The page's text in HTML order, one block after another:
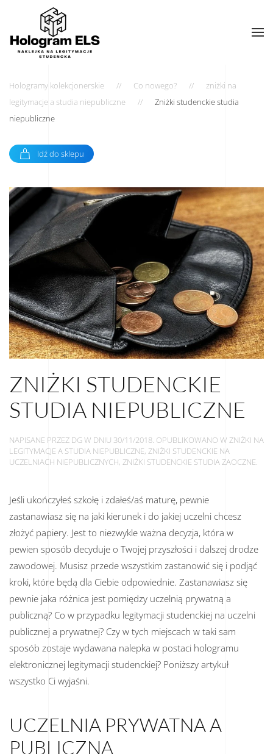
Hologramy kolekcjonerskie Co nowego?
zniżki na
legitymacje a studia niepubliczne
Zniżki studenckie studia
niepubliczne
Idź do sklepu
ZNIŻKI STUDENCKIE
STUDIA NIEPUBLICZNE
NAPISANE PRZEZ DGW DNIU 30/11/2018. OPUBLIKOWANO W ZNIŻKI NA
LEGITYMACJE A STUDIA NIEPUBLICZNE, ZNIŻKI STUDENCKIE NA
UCZELNIACH NIEPUBLICZNYCH, ZNIŻKI STUDENCKIE STUDIA ZAOCZNE.
Jeśli ukończyłeś szkołę i zdałeś/aś maturę, pewnie
zastanawiasz się na jaki kierunek i do jakiej uczelni chcesz
złożyć papiery. Jest to niezwykle ważna decyzja, która w
pewien sposób decyduje o Twojej przyszłości i dalszej drodze
zawodowej. Musisz przede wszystkim zastanowić się i podjąć
kroki, które będą dla Ciebie odpowiednie. Zastanawiasz się
pewnie jaka różnica jest pomiędzy uczelnią prywatną a
publiczną? Co w przypadku legitymacji studenckiej na uczelni
publicznej a prywatnej? Czy w tych miejscach w taki sam
sposób zostaje wydawana nalepka w postaci hologramu
elektronicznej legitymacji studenckiej? Poniższy artykuł
wszystko Ci wyjaśni.
UCZELNIA PRYWATNA A
PUBLICZNA